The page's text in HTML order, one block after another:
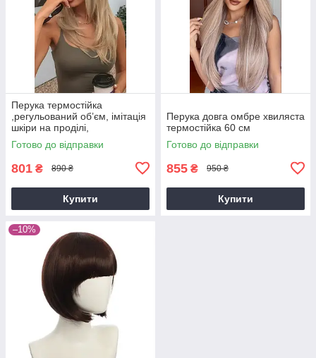
Перука термостійка
,регульований об’єм, імітація
шкіри на проділі,
натуральний вигляд, сітка
всерединіRS 45 см
Готово до відправки
801 ₴ 890 ₴
Купити
Перука довга омбре хвиляста
термостійка 60 см
Готово до відправки
855 ₴ 950 ₴
Купити
–10%